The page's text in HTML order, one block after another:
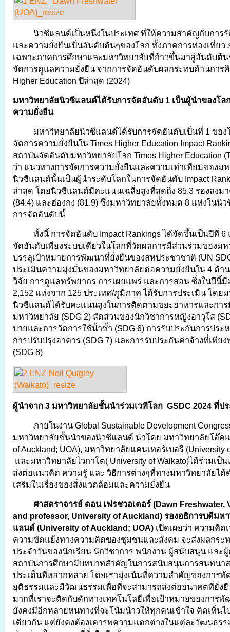
นิวซีแลนด์เป็นหนึ่งในประเทศ ที่ให้ความสำคัญกับการ
และความยั่งยืนเป็นอันดับต้นๆของโลก ทั้งภาคการท่องเที่ยว
เฉพาะภาคการศึกษาและมหาวิทยาลัยที่ก้าวขึ้นมาสู่อันดับต้
จัดการดูแลความยั่งยืน จากการจัดอันดับผลกระทบด้านการศึ
Higher Education ปีล่าสุด (2024)
มหาวิทยาลัยนิวซีแลนด์ได้รับการจัดอันดับ 1 เป็นผู้นำของโล
ความยั่งยืน
มหาวิทยาลัยนิวซีแลนด์ได้รับการจัดอันดับเป็นที่ 1 ของ
จัดการความยั่งยืนใน Times Higher Education Impact
สถาบันจัดอันดับมหาวิทยาลัยโลก Times Higher Education
ว่า แนวทางการจัดการความยั่งยืนและความเท่าเทียมของม
นิวซีแลนด์นั้นเป็นผู้นำระดับโลกในการจัดอันดับ Impact
ล่าสุด โดยนิวซีแลนด์มีคะแนนเฉลี่ยสูงที่สุดถึง 85.3 รองลงมา
(84.4) และฮ่องกง (81.9) ซึ่งมหาวิทยาลัยทั้งหมด 8 แห่งในนิ
การจัดอันดับนี้
ทั้งนี้ การจัดอันดับ Impact Rankings ได้จัดขึ้นเป็นปีที่ 6
จัดอันดับเพียงระบบเดียวในโลกที่วัดผลการมีส่วนร่วมของม
บรรลุเป้าหมายการพัฒนาที่ยั่งยืนของสหประชาชาติ (UN
ประเมินความมุ่งมั่นของมหาวิทยาลัยต่อความยั่งยืนใน 4 ด้า
วิจัย การดูแลทรัพยากร การเผยแพร่ และการสอน ซึ่งในปีนี้
2,152 แห่งจาก 125 ประเทศ/ภูมิภาค ได้รับการประเมิน โดย
นิวซีแลนด์ได้รับคะแนนสูงในการติดตามขยะอาหารและกา
มหาวิทยาลัย (SDG 2) สัดส่วนของนักวิชาการหญิงอาวุโส
บายและการวัดการใช้น้ำซ้ำ (SDG 6) การรับประกันการประ
การปรับปรุงอาคาร (SDG 7) และการรับประกันค่าจ้างที่เพีย
(SDG 8)
ผู้นำจาก 3 มหาวิทยาลัยชั้นนำร่วมเวทีโลก GSDC 2024 ที่ป
ภายในงาน Global Sustainable Development
มหาวิทยาลัยชั้นนำของนิวซีแลนด์ นำโดย มหาวิทยาลัยโอ๊ค
of Auckland; UOA), มหาวิทยาลัยแคนเทอร์เบอรี (University
และมหาวิทยาลัยไวกาโต( University of Waikato)ได้ร่วมเป็
ส่งต่อแนวคิด ความรู้ และ วิธีการต่างๆที่ทางมหาวิทยาลัยได้
เสริมในเรื่องของสิ่งแวดล้อมและความยั่งยืน
ศาสตราจารย์ ดอน เฟรชวอเตอร์ (Dawn Freshwater,
and professor, University of Auckland) รองอธิการบดีมห
แลนด์ (University of Auckland; UOA) เปิดเผยว่า ความคิ
ความขัดแย้งทางความคิดของชุมชนและสังคม จะส่งผลกระ
ประจำวันของนักเรียน นักวิชาการ พนักงาน ผู้สนับสนุน และ
สถาบันการศึกษามีบทบาทสำคัญในการสนับสนุนการสนทนา
ประเด็นที่หลากหลาย โดยเรามุ่งเน้นที่ความสำคัญของการ
ยุติธรรมและมีวัฒนธรรมเพื่อที่จะสามารถส่งต่ออนาคตที่ยั่งยื
มากที่เราจะติดกับดักทางเทคโนโลยีเพื่อเป้าหมายของการ
ยังคงมีอีกหลายหนทางที่จะโน้มน้าวให้ทุกคนเข้าใจ คิดเห็นไ
เดียวกัน แต่ยังคงต้องเคารพความแตกต่างในแต่ละวัฒนธร